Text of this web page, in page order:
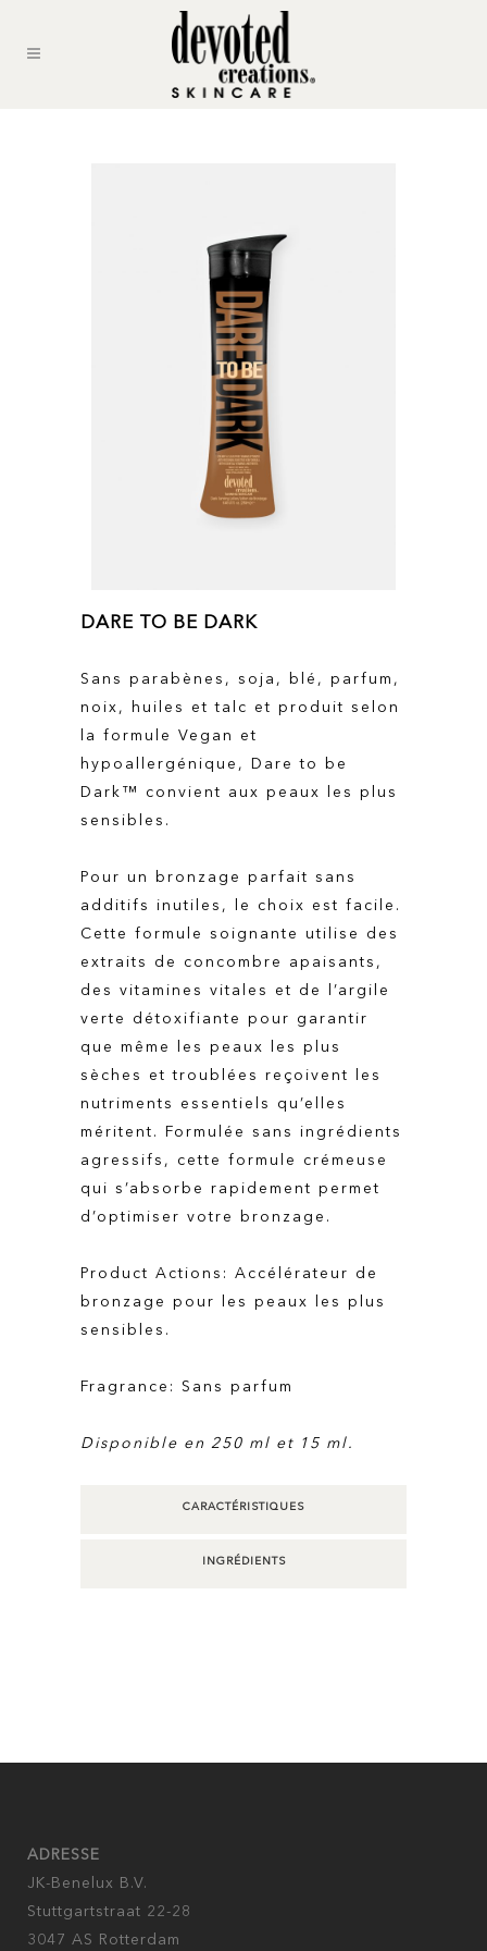
DARE TO BE DARK
Sans parabènes, soja, blé, parfum,
noix, huiles et talc et produit selon
la formule Vegan et
hypoallergénique, Dare to be
Dark™ convient aux peaux les plus
sensibles.
Pour un bronzage parfait sans
additifs inutiles, le choix est facile.
Cette formule soignante utilise des
extraits de concombre apaisants,
des vitamines vitales et de l’argile
verte détoxifiante pour garantir
que même les peaux les plus
sèches et troublées reçoivent les
nutriments essentiels qu’elles
méritent. Formulée sans ingrédients
agressifs, cette formule crémeuse
qui s’absorbe rapidement permet
d’optimiser votre bronzage.
Product Actions: Accélérateur de
bronzage pour les peaux les plus
sensibles.
Fragrance: Sans parfum
Disponible en 250 ml et 15 ml.
CARACTÉRISTIQUES
INGRÉDIENTS
ADRESSE
JK-Benelux B.V.
Stuttgartstraat 22-28
3047 AS Rotterdam